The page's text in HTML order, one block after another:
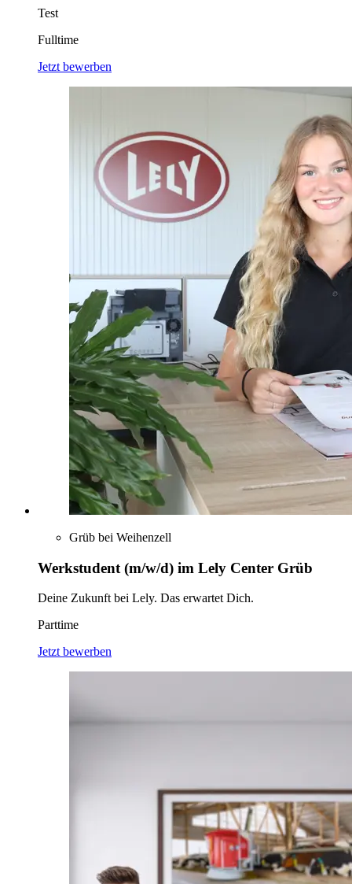
Test
Fulltime
Jetzt bewerben
Grüb bei Weihenzell
Werkstudent (m/w/d) im Lely Center Grüb
Deine Zukunft bei Lely. Das erwartet Dich.
Parttime
Jetzt bewerben